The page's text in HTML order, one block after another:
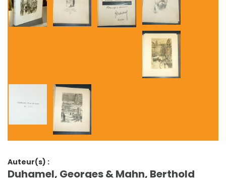
Auteur(s) :
Duhamel, Georges & Mahn, Berthold